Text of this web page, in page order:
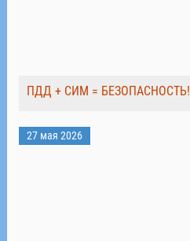
ПДД + СИМ = БЕЗОПАСНОСТЬ!
27 мая 2026